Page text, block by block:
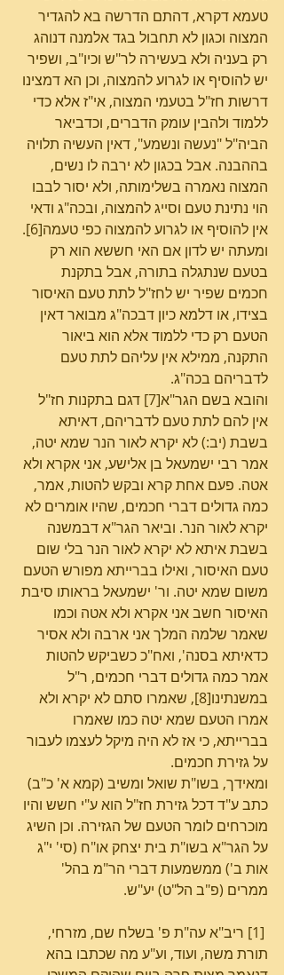
טעמא דקרא, דהתם הדרשה בא להגדיר
המצוה וכגון לא תחבול בגד אלמנה דנוהג
רק בעניה ולא בעשירה לר"ש וכיו"ב, ושפיר
יש להוסיף או לגרוע להמצוה, וכן הא דמצינו
דרשות חז"ל בטעמי המצוה, אי"ז אלא כדי
ללמוד ולהבין עומק הדברים, וכדביאר
הביה"ל "נעשה ונשמע", דאין העשיה תלויה
בההבנה. אבל בכגון לא ירבה לו נשים,
המצוה נאמרה בשלימותה, ולא יסור לבבו
הוי נתינת טעם וסייג להמצוה, ובכה"ג ודאי
אין להוסיף או לגרוע להמצוה כפי טעמה[6].
ומעתה יש לדון אם האי חששא הוא רק
בטעם שנתגלה בתורה, אבל בתקנת
חכמים שפיר יש לחז"ל לתת טעם האיסור
בצידו, או דלמא כיון דבכה"ג מבואר דאין
הטעם רק כדי ללמוד אלא הוא ביאור
התקנה, ממילא אין עליהם לתת טעם
לדבריהם בכה"ג.
והובא בשם הגר"א[7] דגם בתקנות חז"ל
אין להם לתת טעם לדבריהם, דאיתא
בשבת (יב:) לא יקרא לאור הנר שמא יטה,
אמר רבי ישמעאל בן אלישע, אני אקרא ולא
אטה. פעם אחת קרא ובקש להטות, אמר,
כמה גדולים דברי חכמים, שהיו אומרים לא
יקרא לאור הנר. וביאר הגר"א דבמשנה
בשבת איתא לא יקרא לאור הנר בלי שום
טעם האיסור, ואילו בברייתא מפורש הטעם
משום שמא יטה. ור' ישמעאל בראותו סיבת
האיסור חשב אני אקרא ולא אטה וכמו
שאמר שלמה המלך אני ארבה ולא אסיר
כדאיתא בסנה', ואח"כ כשביקש להטות
אמר כמה גדולים דברי חכמים, ר"ל
במשנתינו[8], שאמרו סתם לא יקרא ולא
אמרו הטעם שמא יטה כמו שאמרו
בברייתא, כי אז לא היה מיקל לעצמו לעבור
על גזירת חכמים.
ומאידך, בשו"ת שואל ומשיב (קמא א' כ"ב)
כתב ע"ד דכל גזירת חז"ל הוא ע"י חשש והיו
מוכרחים לומר הטעם של הגזירה. וכן השיג
על הגר"א בשו"ת בית יצחק או"ח (סי' י"ג
אות ב') ממשמעות דברי הר"מ בהל'
ממרים (פ"ב הל"ט) יע"ש.
[1] ריב"א עה"ת פ' בשלח שם, מזרחי,
תורת משה, ועוד, וע"ע מה שכתבו בהא